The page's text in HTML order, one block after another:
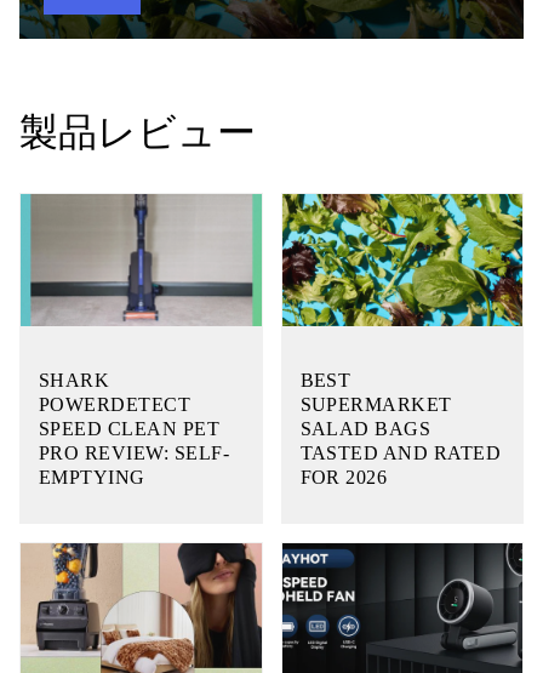
製品レビュー
SHARK
POWERDETECT
SPEED CLEAN PET
PRO REVIEW: SELF-
EMPTYING
BEST
SUPERMARKET
SALAD BAGS
TASTED AND RATED
FOR 2026